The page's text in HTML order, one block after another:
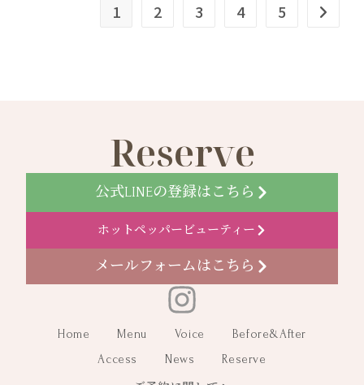
1 2 3 4 5
Reserve
公式LINEの登録はこちら
ホットペッパービューティー
メールフォームはこちら
Home Menu Voice
Before&After
Access
News Reserve